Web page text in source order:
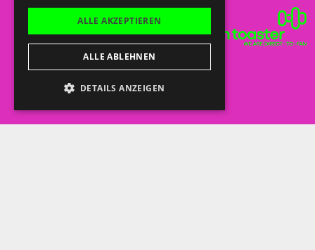
ALLE AKZEPTIEREN
ALLE ABLEHNEN
DETAILS ANZEIGEN